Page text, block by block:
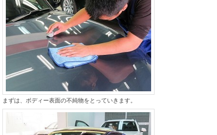
まずは、ボディー表面の不純物をとっていきます。